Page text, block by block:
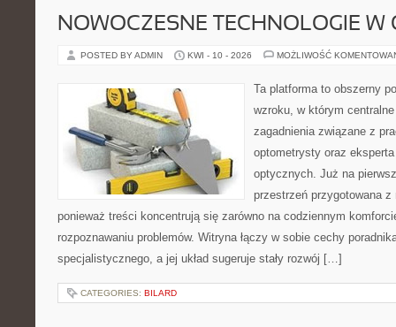
NOWOCZESNE TECHNOLOGIE W
POSTED BY ADMIN KWI - 10 - 2026 MOŻLIWOŚĆ
Ta platforma to obszerny
wzroku, w którym
zagadnienia związane z
optometrysty oraz
optycznych. Już na
przestrzeń przygotowana
ponieważ treści koncentrują się zarówno na codziennym
rozpoznawaniu problemów. Witryna łączy w sobie cechy
specjalistycznego, a jej układ sugeruje stały rozwój […]
CATEGORIES: BILARD